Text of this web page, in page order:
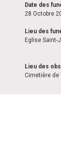
Date des
28 Octobre
Lieu des
Eglise Saint-
Lieu des
Cimetière de